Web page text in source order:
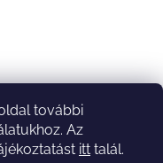
további
Az
itt talál.